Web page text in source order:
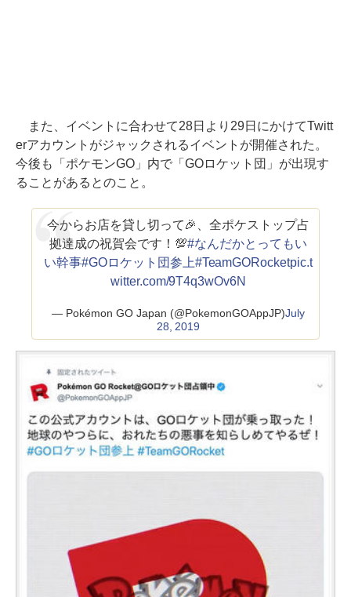
また、イベントに合わせて28日より29日にかけてTwitt
erアカウントがジャックされるイベントが開催された。
今後も「ポケモンGO」内で「GOロケット団」が出現す
ることがあるとのこと。
今からお店を貸し切って🎉、全ポケストップ占
拠達成の祝賀会です！💯#なんだかとってもい
い幹事#GOロケット団参上#TeamGORocketpic.t
witter.com/9T4q3wOv6N
— Pokémon GO Japan (@PokemonGOAppJP)July
28, 2019